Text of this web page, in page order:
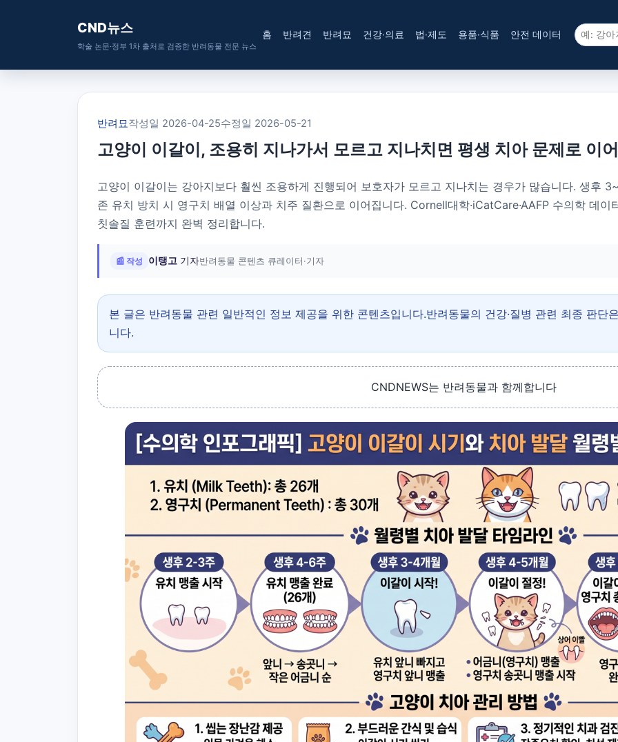
CND뉴스
학술 논문·정부 1차 출처로 검증한 반려동물 전문 뉴스
홈 반려견 반려묘 건강·의료 법·제도 용품·식품 안전 데이터
반려묘작성일 2026-04-25수정일 2026-05-21
고양이 이갈이, 조용히 지나가서 모르고 지나치면 평생 치아 문제로 이
고양이 이갈이는 강아지보다 훨씬 조용하게 진행되어 보호자가 모르고 지나치는 경우가 많습니다. 생후
존 유치 방치 시 영구치 배열 이상과 치주 질환으로 이어집니다. Cornell대학·iCatCare·AAFP 수의학 데
칫솔질 훈련까지 완벽 정리합니다.
📰 작성 이탱고 기자반려동물 콘텐츠 큐레이터·기자
본 글은 반려동물 관련 일반적인 정보 제공을 위한 콘텐츠입니다.반려동물의 건강·질병 관련 최종 판단
니다.
CNDNEWS는 반려동물과 함께합니다